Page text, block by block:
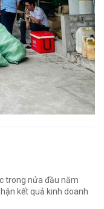
trong nửa đầu năm
kết quả kinh doanh